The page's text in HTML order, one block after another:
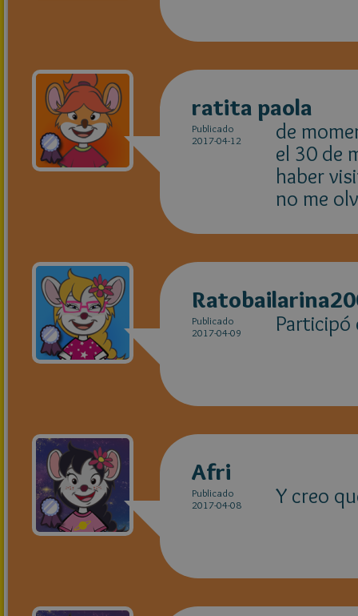
ratita paola
Publicado
2017-04-12
de
el 30 de
haber
no me
Publicado
2017-04-09
Participó
Afri
Publicado
2017-04-08
Y creo